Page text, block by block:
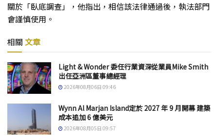
關於「臥底調查」，他指出，相信該法律通過後，執法部門
會謹慎使用。
相關 文章
Light & Wonder 委任行業資深從業員Mike Smith
出任亞洲區董事總經理
2026年08月06日 09:46
Wynn Al Marjan Island定於 2027 年 9 月開幕 建築
成本追加 6 億美元
2026年08月05日 09:57